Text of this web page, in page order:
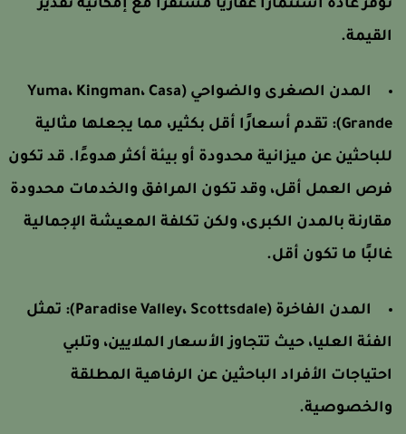
عادة استثمارًا عقاريًا مستقرًا مع إمكانية تقدير
المدن الصغرى والضواحي (Yuma، Kingman، Casa
تقدم أسعارًا أقل بكثير، مما يجعلها مثالية
عن ميزانية محدودة أو بيئة أكثر هدوءًا. قد تكون
العمل أقل، وقد تكون المرافق والخدمات محدودة
بالمدن الكبرى، ولكن تكلفة المعيشة الإجمالية
ما تكون أقل.
المدن الفاخرة (Paradise Valley، Scottsdale):
تمثل
العليا، حيث تتجاوز الأسعار الملايين، وتلبي
الأفراد الباحثين عن الرفاهية المطلقة